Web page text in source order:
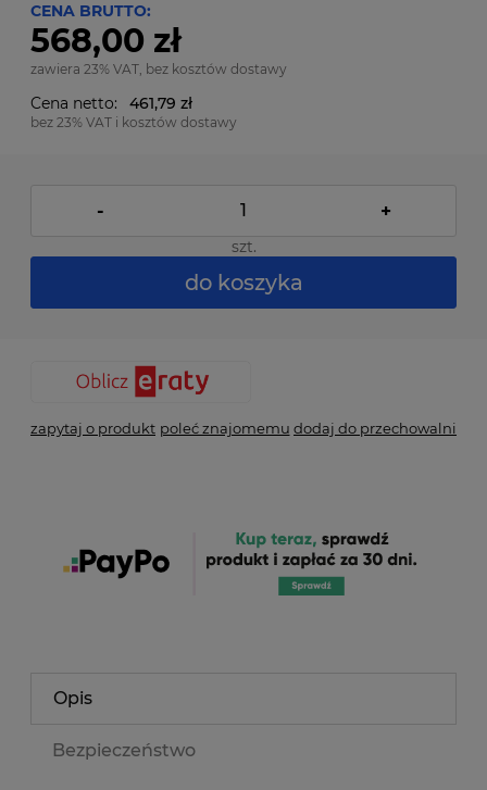
CENA BRUTTO:
568,00 zł
zawiera 23% VAT, bez kosztów dostawy
Cena netto: 461,79 zł
bez 23% VAT i kosztów dostawy
- +
szt.
do koszyka
zapytaj o produkt poleć znajomemu dodaj do przechowalni
Opis
Bezpieczeństwo